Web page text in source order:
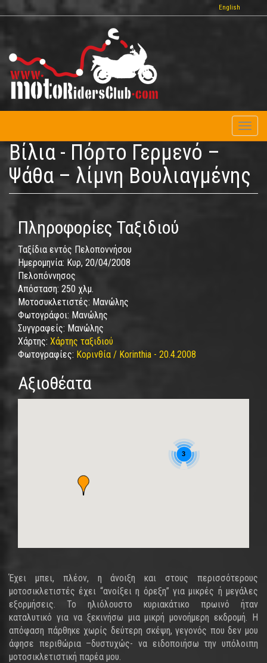
Παράκαμψη
προς
περιεχόμενο
English
Βίλια - Πόρτο Γερμενό –
Ψάθα – λίμνη Βουλιαγμένης
Πληροφορίες Ταξιδιού
Ταξίδια εντός Πελοποννήσου
Ημερομηνία: Κυρ, 20/04/2008
Πελοπόννησος
Απόσταση: 250 χλμ.
Μοτοσυκλετιστές: Μανώλης
Φωτογράφοι: Μανώλης
Συγγραφείς: Μανώλης
Χάρτης: Χάρτης ταξιδιού
Φωτογραφίες: Κορινθία / Korinthia - 20.4.2008
Αξιοθέατα
3
Έχει μπει, πλέον, η άνοιξη και στους περισσότερους
μοτοσικλετιστές έχει “ανοίξει η όρεξη” για μικρές ή μεγάλες
εξορμήσεις. Το ηλιόλουστο κυριακάτικο πρωινό ήταν
καταλυτικό για να ξεκινήσω μια μικρή μονοήμερη εκδρομή. Η
απόφαση πάρθηκε χωρίς δεύτερη σκέψη, γεγονός που δεν μου
άφησε περιθώρια –δυστυχώς- να ειδοποιήσω την υπόλοιπη
μοτοσικλετιστική παρέα μου.